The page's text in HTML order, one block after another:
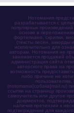
Нотомания
разрабатывается с
популярных
основе в
фортепиано, скрипки,
(тексты песен, аккорды
исключительно для
авторам. Нотомания не
занимается продажей
администрация сайта
авторского права на
возможность
либо причине не
(notomania[собака]mail.ru)
ссылки на страницу
самоучитель или другое
документов,
наличия претензии к
подтверждение для